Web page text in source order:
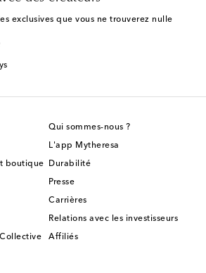
exclusives que vous ne trouverez nulle
boutique
Qui sommes-nous ?
L'app Mytheresa
Durabilité
Presse
Carrières
Relations avec les investisseurs
Affiliés